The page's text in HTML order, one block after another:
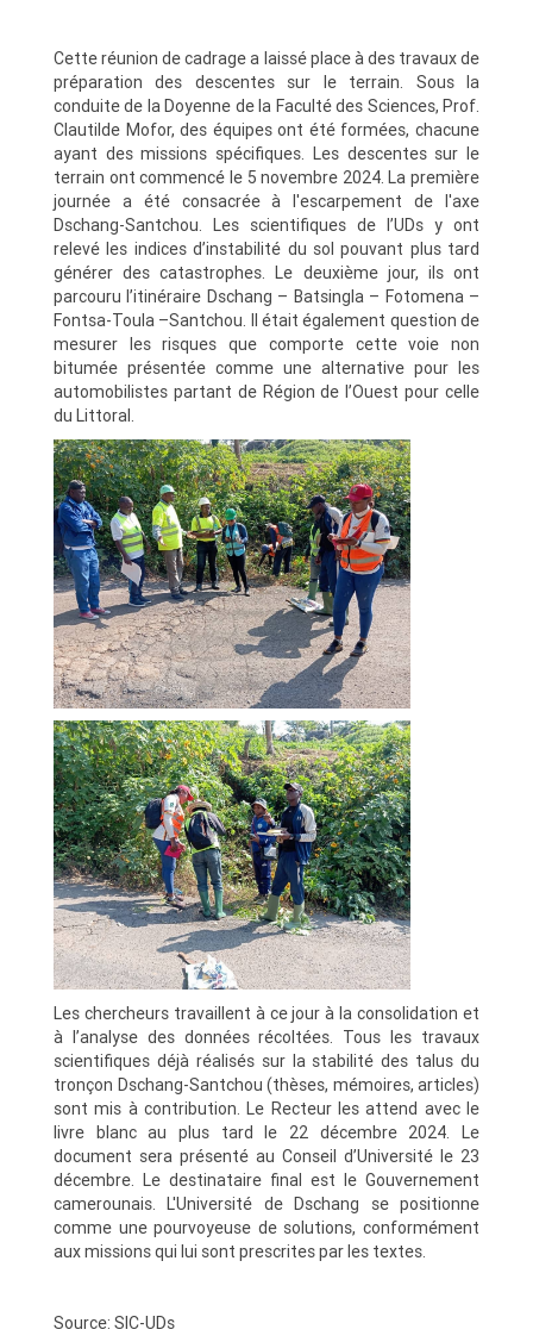
Cette réunion de cadrage a laissé place à des travaux de
préparation des descentes sur le terrain. Sous la
conduite de la Doyenne de la Faculté des Sciences, Prof.
Clautilde Mofor, des équipes ont été formées, chacune
ayant des missions spécifiques. Les descentes sur le
terrain ont commencé le 5 novembre 2024. La première
journée a été consacrée à l'escarpement de l'axe
Dschang-Santchou. Les scientifiques de l’UDs y ont
relevé les indices d’instabilité du sol pouvant plus tard
générer des catastrophes. Le deuxième jour, ils ont
parcouru l’itinéraire Dschang – Batsingla – Fotomena –
Fontsa-Toula –Santchou. Il était également question de
mesurer les risques que comporte cette voie non
bitumée présentée comme une alternative pour les
automobilistes partant de Région de l’Ouest pour celle
du Littoral.
Les chercheurs travaillent à ce jour à la consolidation et
à l’analyse des données récoltées. Tous les travaux
scientifiques déjà réalisés sur la stabilité des talus du
tronçon Dschang-Santchou (thèses, mémoires, articles)
sont mis à contribution. Le Recteur les attend avec le
livre blanc au plus tard le 22 décembre 2024. Le
document sera présenté au Conseil d’Université le 23
décembre. Le destinataire final est le Gouvernement
camerounais. L'Université de Dschang se positionne
comme une pourvoyeuse de solutions, conformément
aux missions qui lui sont prescrites par les textes.
Source: SIC-UDs